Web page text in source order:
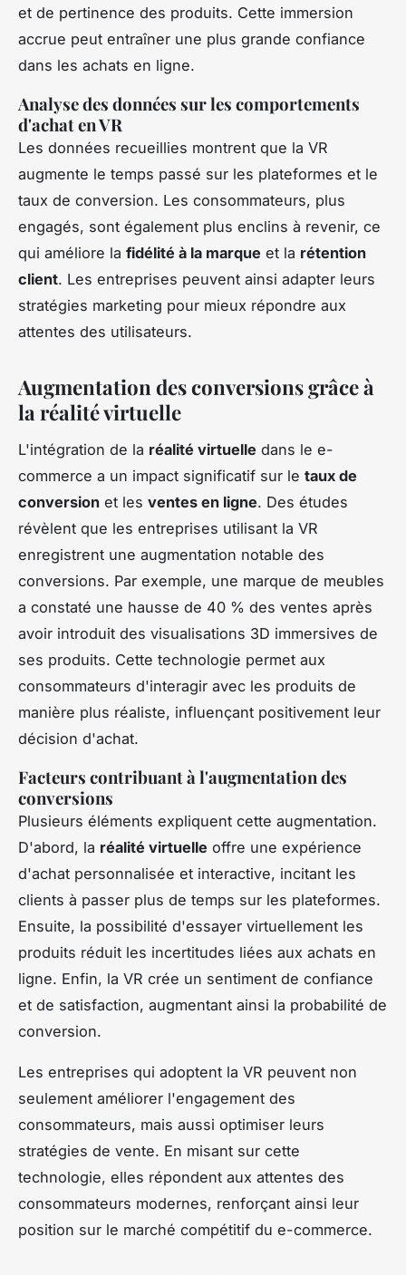
et de pertinence des produits. Cette immersion
accrue peut entraîner une plus grande confiance
dans les achats en ligne.
Analyse des données sur les comportements
d'achat en VR
Les données recueillies montrent que la VR
augmente le temps passé sur les plateformes et le
taux de conversion. Les consommateurs, plus
engagés, sont également plus enclins à revenir, ce
qui améliore la fidélité à la marque et la rétention
client. Les entreprises peuvent ainsi adapter leurs
stratégies marketing pour mieux répondre aux
attentes des utilisateurs.
Augmentation des conversions grâce à
la réalité virtuelle
L'intégration de la réalité virtuelle dans le e-
commerce a un impact significatif sur le taux de
conversion et les ventes en ligne. Des études
révèlent que les entreprises utilisant la VR
enregistrent une augmentation notable des
conversions. Par exemple, une marque de meubles
a constaté une hausse de 40 % des ventes après
avoir introduit des visualisations 3D immersives de
ses produits. Cette technologie permet aux
consommateurs d'interagir avec les produits de
manière plus réaliste, influençant positivement leur
décision d'achat.
Facteurs contribuant à l'augmentation des
conversions
Plusieurs éléments expliquent cette augmentation.
D'abord, la réalité virtuelle offre une expérience
d'achat personnalisée et interactive, incitant les
clients à passer plus de temps sur les plateformes.
Ensuite, la possibilité d'essayer virtuellement les
produits réduit les incertitudes liées aux achats en
ligne. Enfin, la VR crée un sentiment de confiance
et de satisfaction, augmentant ainsi la probabilité de
conversion.
Les entreprises qui adoptent la VR peuvent non
seulement améliorer l'engagement des
consommateurs, mais aussi optimiser leurs
stratégies de vente. En misant sur cette
technologie, elles répondent aux attentes des
consommateurs modernes, renforçant ainsi leur
position sur le marché compétitif du e-commerce.